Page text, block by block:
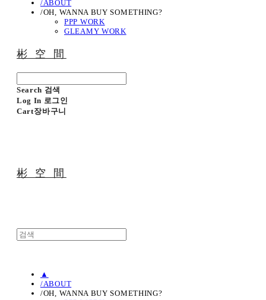
/ABOUT
/OH, WANNA BUY SOMETHING?
PPP WORK
GLEAMY WORK
彬 空 間
Search 검색
Log In 로그인
Cart장바구니
彬 空 間
▲
/ABOUT
/OH, WANNA BUY SOMETHING?